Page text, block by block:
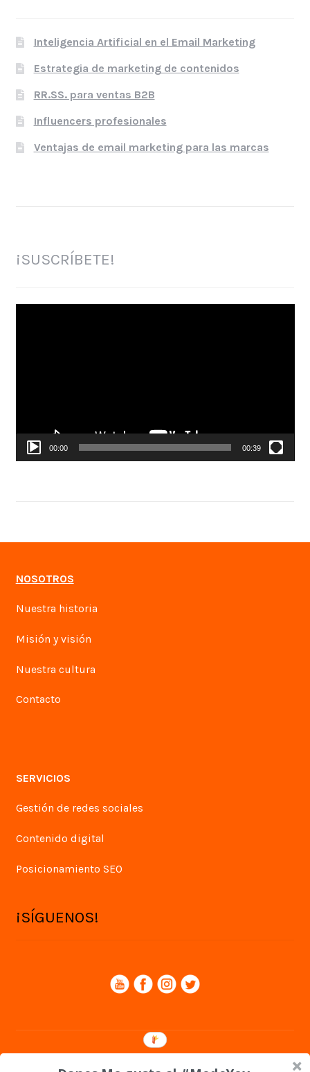
Inteligencia Artificial en el Email Marketing
Estrategia de marketing de contenidos
RR.SS. para ventas B2B
Influencers profesionales
Ventajas de email marketing para las marcas
¡SUSCRÍBETE!
00:00 00:39
NOSOTROS
Nuestra historia
Misión y visión
Nuestra cultura
Contacto
SERVICIOS
Gestión de redes sociales
Contenido digital
Posicionamiento SEO
¡SÍGUENOS!
© Yey Digital 2026